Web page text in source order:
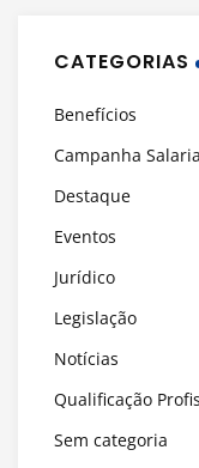
CATEGORIAS
Benefícios
Campanha
Destaque
Eventos
Jurídico
Legislação
Notícias
Qualificação
Sem categoria